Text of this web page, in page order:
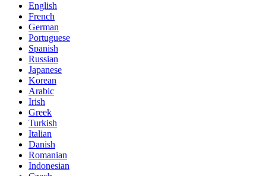
English
French
German
Portuguese
Spanish
Russian
Japanese
Korean
Arabic
Irish
Greek
Turkish
Italian
Danish
Romanian
Indonesian